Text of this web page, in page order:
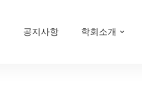
공지사항 학회소개